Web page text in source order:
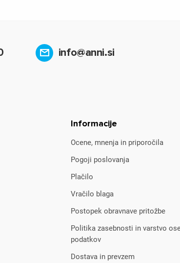
info@anni.si
Informacije
Ocene, mnenja in priporočila
Pogoji poslovanja
Plačilo
Vračilo blaga
Postopek obravnave pritožbe
Politika zasebnosti in varstvo
podatkov
Dostava in prevzem